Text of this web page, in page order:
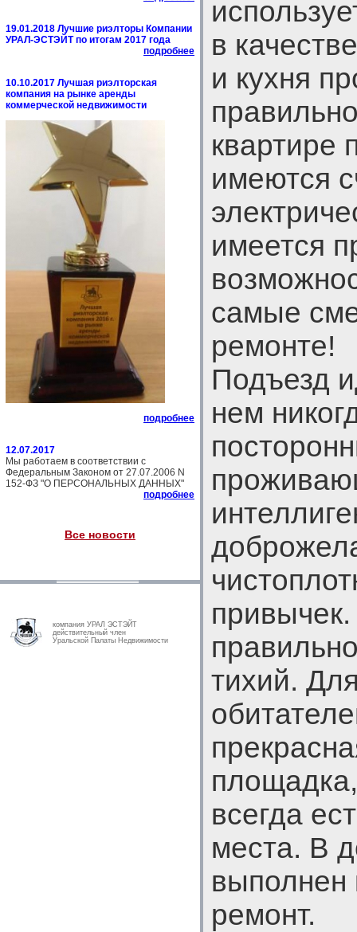
19.01.2018 Лучшие риэлторы Компании
УРАЛ-ЭСТЭЙТ по итогам 2017 года
подробнее
10.10.2017 Лучшая риэлторская
компания на рынке аренды
коммерческой недвижимости
подробнее
12.07.2017
Мы работаем в соответствии с
Федеральным Законом от 27.07.2006 N
152-ФЗ "О ПЕРСОНАЛЬНЫХ ДАННЫХ"
подробнее
Все новости
компания УРАЛ ЭСТЭЙТ
действительный член
Уральской Палаты Недвижимости
в
и кухня
квартире
имеются
имеется
самые
ремонте!
Подъезд
нем
тихий.
всегда
места. В
выполнен
ремонт.